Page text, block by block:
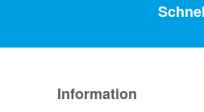
Information